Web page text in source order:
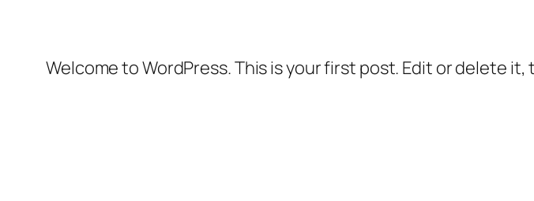
Welcome to WordPress. This is your first post. Edit or delete